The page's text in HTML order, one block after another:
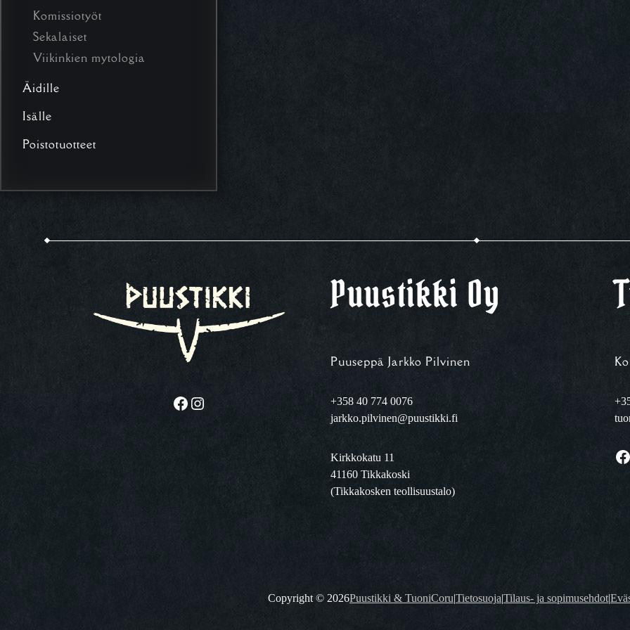
Komissiotyöt
Sekalaiset
Viikinkien mytologia
Äidille
Isälle
Poistotuotteet
Facebook Instagram
Puustikki Oy
Puuseppä Jarkko Pilvinen
+358 40 774 0076
jarkko.pilvinen@puustikki.fi
Kirkkokatu 11
41160 Tikkakoski
(Tikkakosken teollisuustalo)
Facebook
Copyright © 2026Puustikki & TuoniCoru|Tietosuoja|Tilaus- ja sopimusehdot|